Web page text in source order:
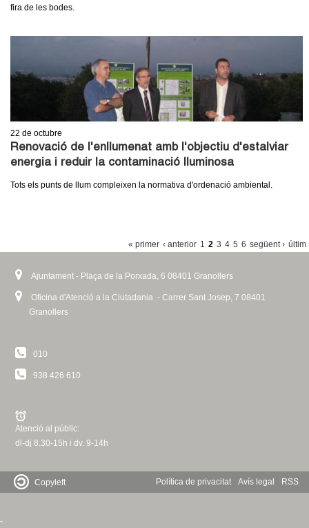
fira de les bodes.
22 de octubre
Renovació de l'enllumenat amb l'objectiu d'estalviar
energia i reduir la contaminació lluminosa
Tots els punts de llum compleixen la normativa d'ordenació ambiental.
G
S
« primer ‹ anterior 1 2 3 4 5 6 següent › últim
Ajuntament - Plaça de la Porxada, 6 08401 Granollers
Oficina d'Atenció a la Ciutadania - Carrer Sant Josep, 7 08401
Granollers
010
938 426 610
Atenció al públic:
dl-dj 8.30-15h i dv. 9-14h
Política de privacitat Avís legal RSS
Copyleft
-